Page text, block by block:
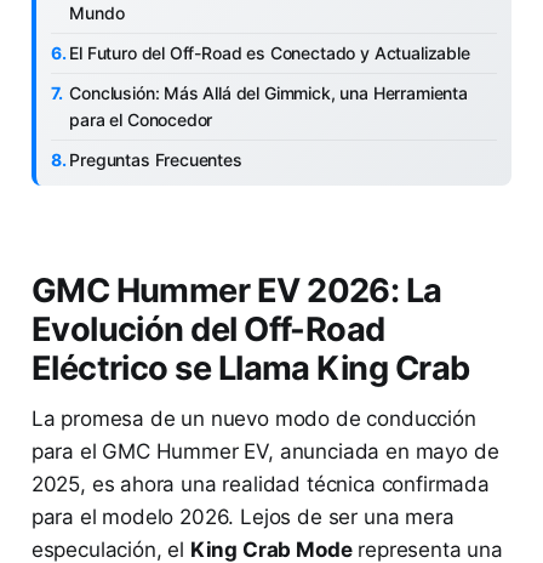
Mundo
El Futuro del Off-Road es Conectado y Actualizable
Conclusión: Más Allá del Gimmick, una Herramienta
para el Conocedor
Preguntas Frecuentes
GMC Hummer EV 2026: La
Evolución del Off-Road
Eléctrico se Llama King Crab
La promesa de un nuevo modo de conducción
para el GMC Hummer EV, anunciada en mayo de
2025, es ahora una realidad técnica confirmada
para el modelo 2026. Lejos de ser una mera
especulación, el King Crab Moderepresenta una